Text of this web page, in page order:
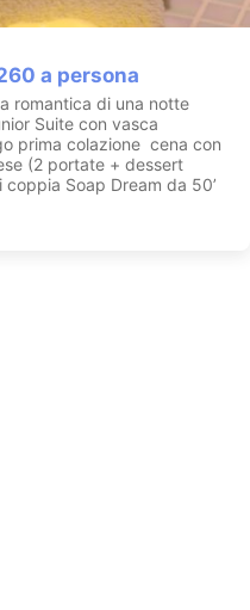
a persona
romantica di una notte
Suite con vasca
prima colazione cena con
(2 portate + dessert
Soap Dream da 50’